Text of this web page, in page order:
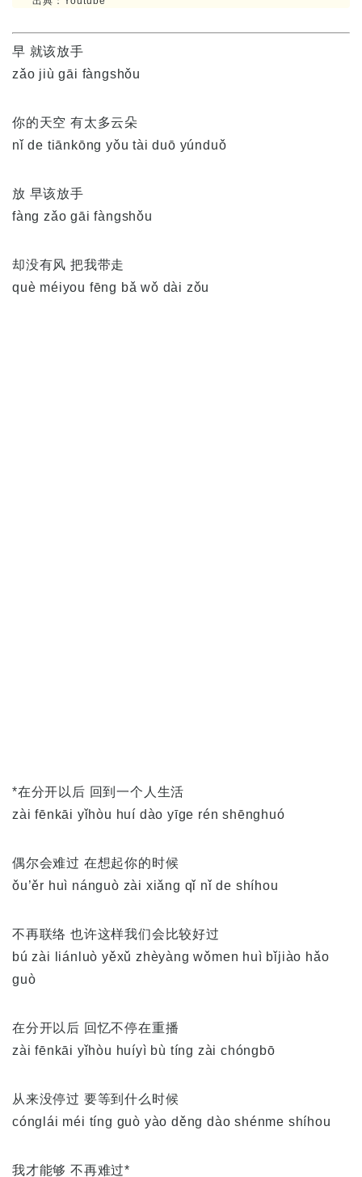
早 就该放手
zǎo jiù gāi fàngshǒu
你的天空 有太多云朵
nǐ de tiānkōng yǒu tài duō yúnduǒ
放 早该放手
fàng zǎo gāi fàngshǒu
却没有风 把我带走
què méiyou fēng bǎ wǒ dài zǒu
*在分开以后 回到一个人生活
zài fēnkāi yǐhòu huí dào yīge rén shēnghuó
偶尔会难过 在想起你的时候
ǒu’ěr huì nánguò zài xiǎng qǐ nǐ de shíhou
不再联络 也许这样我们会比较好过
bú zài liánluò yěxǔ zhèyàng wǒmen huì bǐjiào hǎo
guò
在分开以后 回忆不停在重播
zài fēnkāi yǐhòu huíyì bù tíng zài chóngbō
从来没停过 要等到什么时候
cónglái méi tíng guò yào děng dào shénme shíhou
我才能够 不再难过*